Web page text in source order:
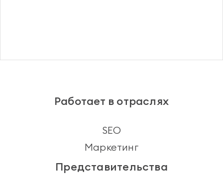
Работает в отраслях
SEO
Маркетинг
Представительства